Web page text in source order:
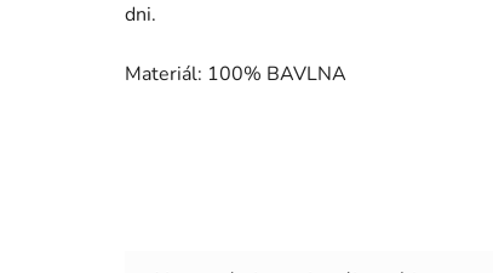
dni.
Materiál: 100% BAVLNA